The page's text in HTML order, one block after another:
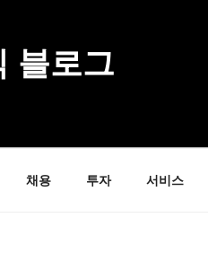
블로그
채용 투자 서비스